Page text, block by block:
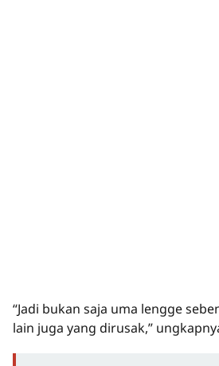
“Jadi bukan saja uma lengge
lain juga yang dirusak,”